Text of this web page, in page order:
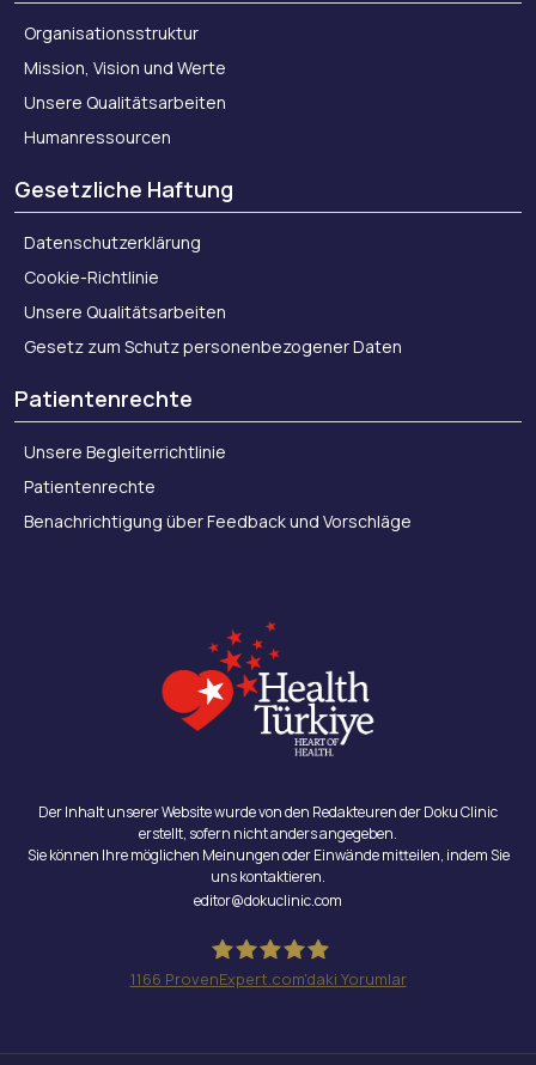
Organisationsstruktur
Mission, Vision und Werte
Unsere Qualitätsarbeiten
Humanressourcen
Gesetzliche Haftung
Datenschutzerklärung
Cookie-Richtlinie
Unsere Qualitätsarbeiten
Gesetz zum Schutz personenbezogener Daten
Patientenrechte
Unsere Begleiterrichtlinie
Patientenrechte
Benachrichtigung über Feedback und Vorschläge
Der Inhalt unserer Website wurde von den Redakteuren der Doku Clinic
erstellt, sofern nicht anders angegeben.
Sie können Ihre möglichen Meinungen oder Einwände mitteilen, indem Sie
uns kontaktieren.
editor@dokuclinic.com
1166 ProvenExpert.com'daki Yorumlar